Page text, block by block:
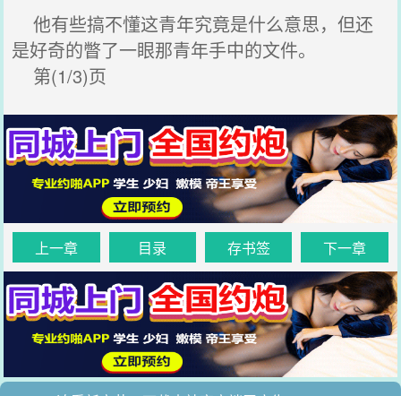
他有些搞不懂这青年究竟是什么意思，但还
是好奇的瞥了一眼那青年手中的文件。
第(1/3)页
上一章 目录 存书签 下一章